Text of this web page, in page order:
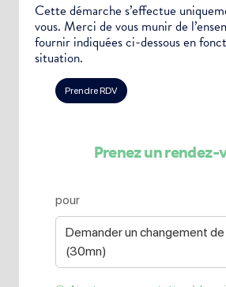
Cette démarche s’effectue
vous. Merci de vous munir de
fournir indiquées ci-dessous en
situation.